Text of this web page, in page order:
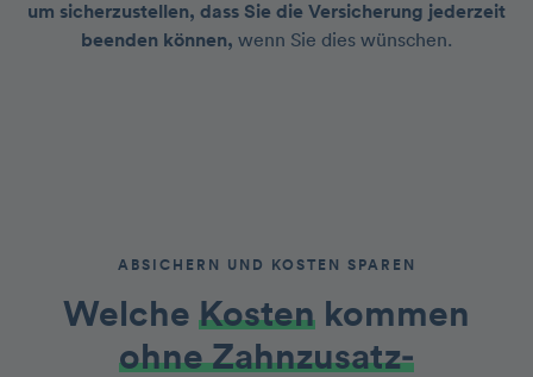
um sicherzustellen, dass Sie die Versicherung jederzeit
beenden können, wenn Sie dies wünschen.
ABSICHERN UND KOSTEN SPAREN
Welche Kosten kommen
ohne Zahnzusatz­